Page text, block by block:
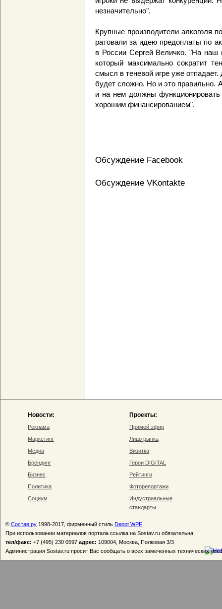
незначительно".
Крупные производители алкоголя
ратовали за идею предоплаты по
в России Сергей Величко. "На наш
который максимально сократит
смысл в теневой игре уже
будет сложно. Но и это правильно.
и на нем должны функционировать
хорошим финансированием".
Обсуждение Facebook
Обсуждение VKontakte
Новости:
Реклама
Маркетинг
Медиа
Брендинг
Бизнес
Политика
Социум
Проекты:
Прямой эфир
Лицо рынка
Визитка
Герои DIGITAL
Рейтинги
Фоторепортажи
Индустриальные
стандарты
© Состав.ру 1998-2017, фирменный стиль Depot WPF
При использовании материалов портала ссылка на Sostav.ru обязательна!
тел/факс: +7 (495) 230 0597 адрес: 109004, Москва, Полковая 3/3
Администрация Sostav.ru просит Вас сообщать о всех замеченных технических